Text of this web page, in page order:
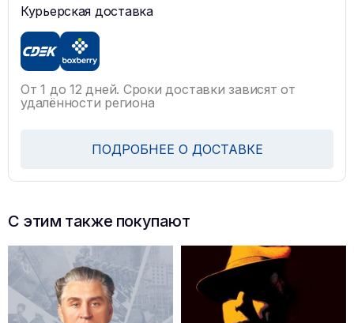
Курьерская доставка
От 1 до 12 дней. Сроки доставки зависят от
удалённости региона
ПОДРОБНЕЕ О ДОСТАВКЕ
С этим также покупают